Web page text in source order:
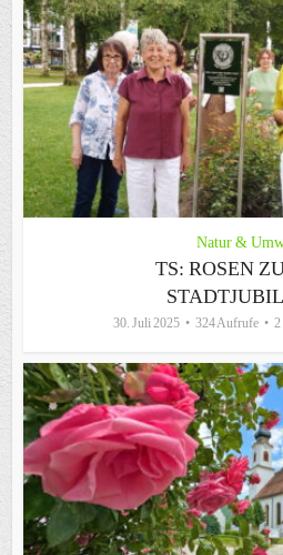
Natur &
TS: ROSEN
30. Juli 2025 324 Aufrufe 2